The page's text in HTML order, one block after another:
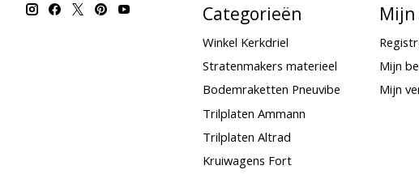
Categorieën
Winkel Kerkdriel
Stratenmakers materieel
Bodemraketten Pneuvibe
Trilplaten Ammann
Trilplaten Altrad
Kruiwagens Fort
Mijn
Mijn